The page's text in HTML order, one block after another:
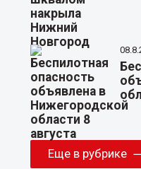
Еще в рубрике